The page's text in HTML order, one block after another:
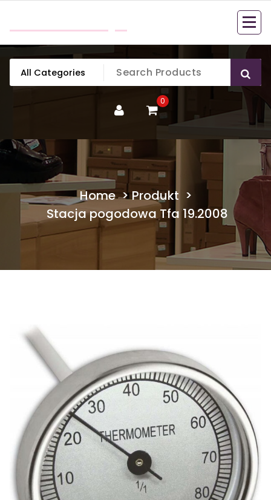
content
0
Home>Produkt >
Stacja pogodowa Tfa 19.2008